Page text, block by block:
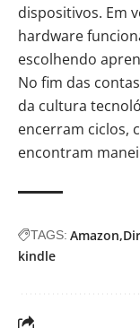
dispositivos. Em
hardware
escolhendo
No fim das
da cultura
encerram ciclos,
encontram
TAGS: Amazon
kindle